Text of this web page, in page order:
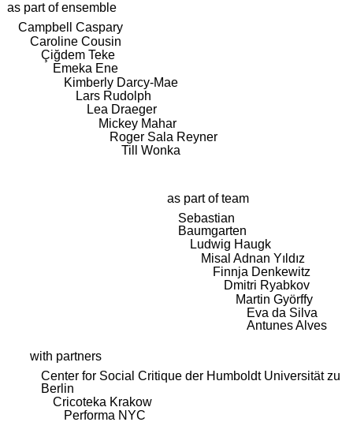
as part of ensemble
Campbell Caspary
Caroline Cousin
Çiğdem Teke
Emeka Ene
Kimberly Darcy-Mae
Lars Rudolph
Lea Draeger
Mickey Mahar
Roger Sala Reyner
Till Wonka
as part of team
Sebastian
Baumgarten
Ludwig Haugk
Misal Adnan Yıldız
Finnja Denkewitz
Dmitri Ryabkov
Martin Györffy
Eva da Silva
Antunes Alves
with partners
Center for Social Critique der Humboldt Universität zu
Berlin
Cricoteka Krakow
Performa NYC